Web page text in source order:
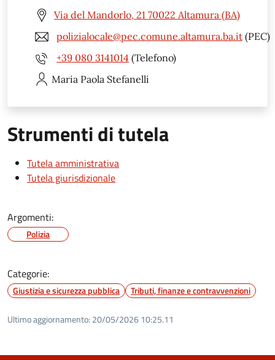
Via del Mandorlo, 21 70022 Altamura (BA)
polizialocale@pec.comune.altamura.ba.it (PEC)
+39 080 3141014 (Telefono)
Maria Paola Stefanelli
Strumenti di tutela
Tutela amministrativa
Tutela giurisdizionale
Argomenti:
Polizia
Categorie:
Giustizia e sicurezza pubblica Tributi, finanze e contravvenzioni
Ultimo aggiornamento: 20/05/2026 10:25.11